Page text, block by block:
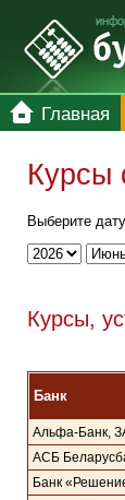
Главная
Курсы
Выберите дату
Курсы,
Банк
Альфа-Банк,
АСБ
Банк